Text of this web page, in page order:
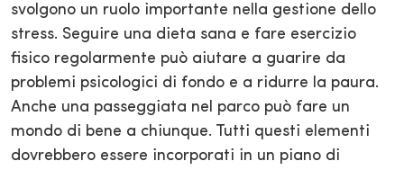
svolgono un ruolo importante nella gestione dello
stress. Seguire una dieta sana e fare esercizio
fisico regolarmente può aiutare a guarire da
problemi psicologici di fondo e a ridurre la paura.
Anche una passeggiata nel parco può fare un
mondo di bene a chiunque. Tutti questi elementi
dovrebbero essere incorporati in un piano di